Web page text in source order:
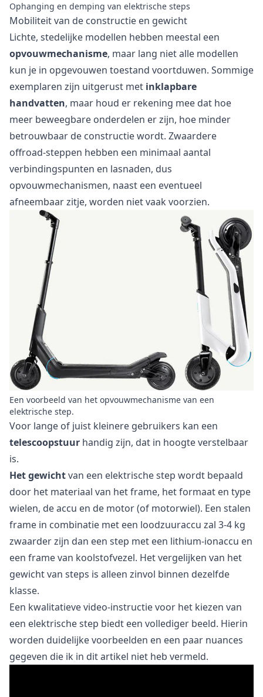
Ophanging en demping van elektrische steps
Mobiliteit van de constructie en gewicht
Lichte, stedelijke modellen hebben meestal een
opvouwmechanisme, maar lang niet alle modellen
kun je in opgevouwen toestand voortduwen. Sommige
exemplaren zijn uitgerust met inklapbare
handvatten, maar houd er rekening mee dat hoe
meer beweegbare onderdelen er zijn, hoe minder
betrouwbaar de constructie wordt. Zwaardere
offroad-steppen hebben een minimaal aantal
verbindingspunten en lasnaden, dus
opvouwmechanismen, naast een eventueel
afneembaar zitje, worden niet vaak voorzien.
Een voorbeeld van het opvouwmechanisme van een
elektrische step.
Voor lange of juist kleinere gebruikers kan een
telescoopstuur handig zijn, dat in hoogte verstelbaar
is.
Het gewichtvan een elektrische step wordt bepaald
door het materiaal van het frame, het formaat en type
wielen, de accu en de motor (of motorwiel). Een stalen
frame in combinatie met een loodzuuraccu zal 3-4 kg
zwaarder zijn dan een step met een lithium-ionaccu en
een frame van koolstofvezel. Het vergelijken van het
gewicht van steps is alleen zinvol binnen dezelfde
klasse.
Een kwalitatieve video-instructie voor het kiezen van
een elektrische step biedt een vollediger beeld. Hierin
worden duidelijke voorbeelden en een paar nuances
gegeven die ik in dit artikel niet heb vermeld.